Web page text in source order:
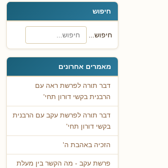
חיפוש
חיפוש...
מאמרים אחרונים
דבר תורה לפרשת ראה עם
הרבנית בקשי דורון תחי'
דבר תורה לפרשת עקב עם הרבנית
בקשי דורון תחי'
הזכיה באהבת ה'
פרשת עקב - מה הקשר בין מעלת